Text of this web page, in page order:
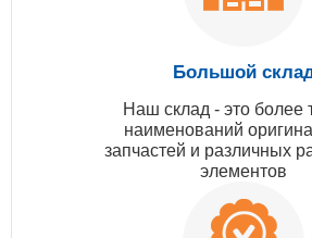
Большой
Наш склад - это более
наименований
запчастей и различных
элементов